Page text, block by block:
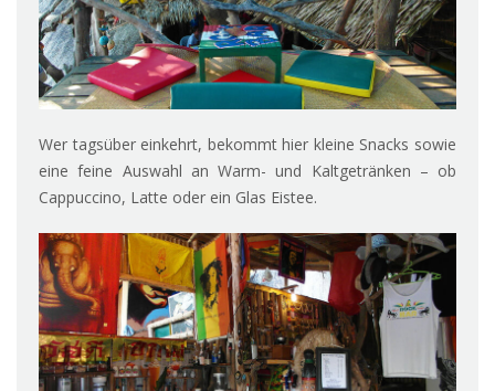
Wer tagsüber einkehrt, bekommt hier kleine Snacks sowie
eine feine Auswahl an Warm- und Kaltgetränken – ob
Cappuccino, Latte oder ein Glas Eistee.